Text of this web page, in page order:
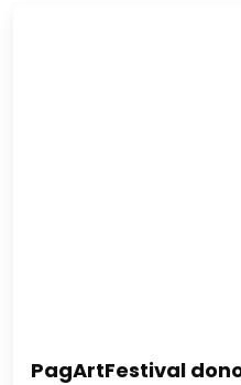
PagArtFestival